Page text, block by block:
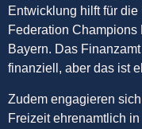
Entwicklung hilft für die
Federation
Bayern. Das
finanziell, aber das ist
Zudem engagieren
Freizeit ehrenamtlich